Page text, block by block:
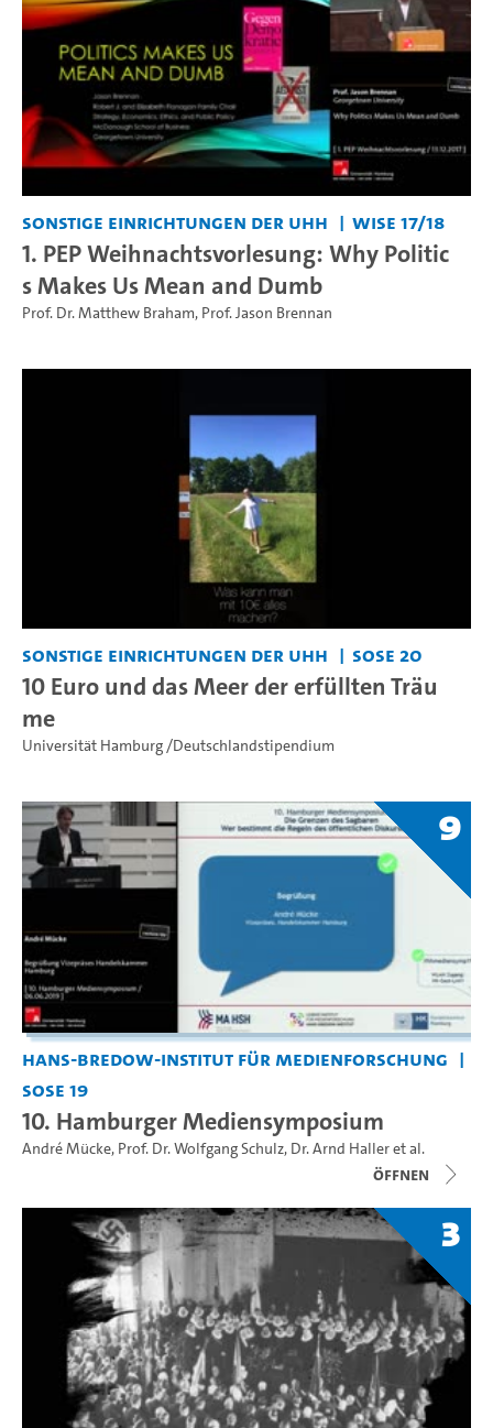
Sonstige Einrichtungen der UHH WiSe 17/18
1. PEP Weihnachtsvorlesung: Why Politic
s Makes Us Mean and Dumb
Prof. Dr. Matthew Braham, Prof. Jason Brennan
Sonstige Einrichtungen der UHH SoSe 20
10 Euro und das Meer der erfüllten Träu
me
Universität Hamburg /Deutschlandstipendium
9
Hans-Bredow-Institut für Medienforschung
SoSe 19
10. Hamburger Mediensymposium
André Mücke, Prof. Dr. Wolfgang Schulz, Dr. Arnd Halleret al.
Öffnen
3